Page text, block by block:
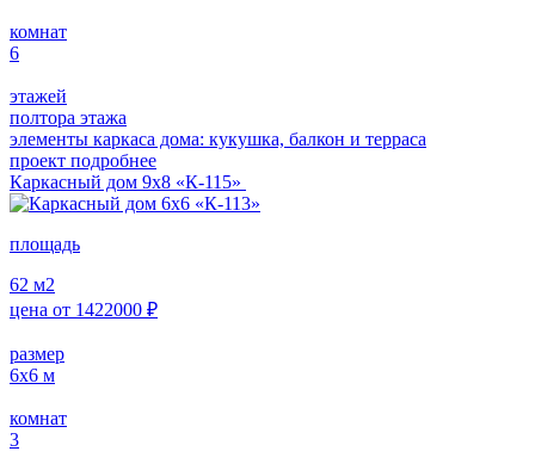
комнат
6
этажей
полтора этажа
элементы каркаса дома: кукушка, балкон и терраса
проект подробнее
Каркасный дом 9х8 «К-115»
площадь
62 м2
цена от 1422000 ₽
размер
6х6 м
комнат
3